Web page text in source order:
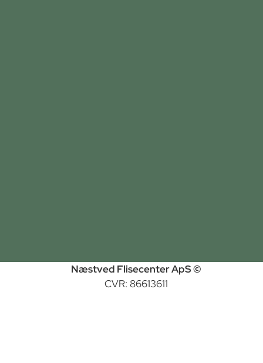
Næstved Flisecenter ApS ©
CVR: 86613611